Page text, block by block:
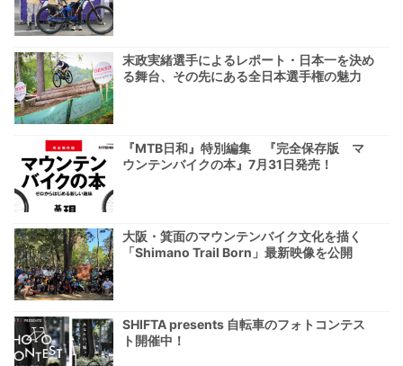
末政実緒選手によるレポート・日本一を決め
る舞台、その先にある全日本選手権の魅力
『MTB日和』特別編集 『完全保存版 マ
ウンテンバイクの本』7月31日発売！
大阪・箕面のマウンテンバイク文化を描く
「Shimano Trail Born」最新映像を公開
SHIFTA presents 自転車のフォトコンテス
ト開催中！